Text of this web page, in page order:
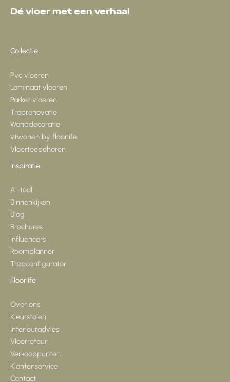
Dé vloer met een verhaal
Collectie
Pvc vloeren
Laminaat vloeren
Parket vloeren
Traprenovatie
Wanddecoratie
vtwonen by floorlife
Vloertoebehoren
Inspiratie
AI-tool
Binnenkijken
Blog
Brochures
Influencers
Roomplanner
Trapconfigurator
Floorlife
Over ons
Kleurstalen
Interieuradvies
Vloerretour
Verkooppunten
Klantenservice
Contact